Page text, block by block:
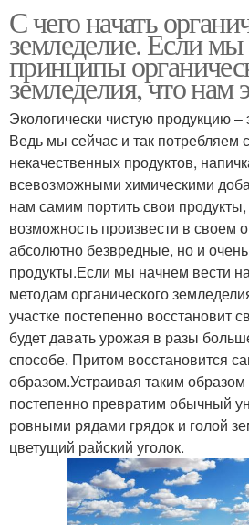
С чего начать
земледелие. Если
принципы
земледелия, что нам
Экологически чистую продукцию –
Ведь мы сейчас и так потребляем
некачественных продуктов,
всевозможными химическими
нам самим портить свои продукты,
возможность произвести в своем
абсолютно безвредные, но и
продукты.Если мы начнем вести
методам органического
участке постепенно восстановит
будет давать урожая в разы
способе. Притом восстановится
образом.Устраивая таким
постепенно превратим обычный
ровными рядами грядок и голой
цветущий райский уголок.